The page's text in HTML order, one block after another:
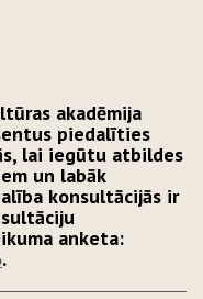
akadēmija
piedalīties
lai iegūtu atbildes
un labāk
konsultācijās ir
anketa:
.